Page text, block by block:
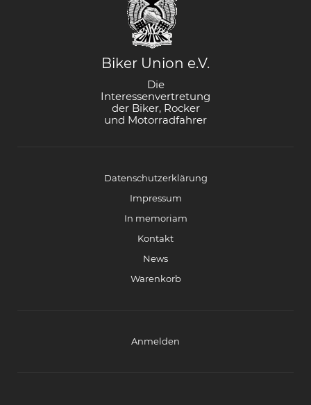
Biker Union e.V.
Die
Interessenvertretung
der Biker, Rocker
und Motorradfahrer
Datenschutzerklärung
Impressum
In memoriam
Kontakt
News
Warenkorb
Anmelden